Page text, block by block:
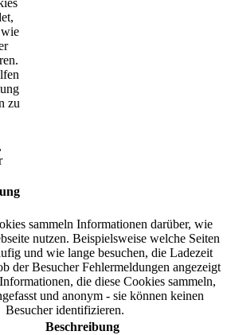
zu
sammeln Informationen darüber, wie
nutzen. Beispielsweise welche Seiten
und wie lange besuchen, die Ladezeit
der Besucher Fehlermeldungen angezeigt
die diese Cookies sammeln,
und anonym - sie können keinen
Besucher identifizieren.
Beschreibung